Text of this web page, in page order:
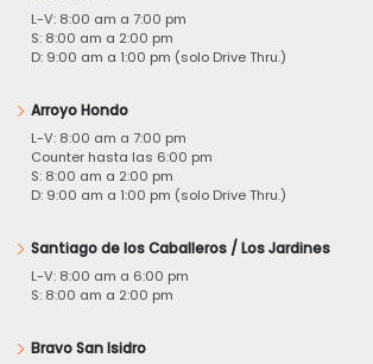
L-V: 8:00 am a 7:00 pm
S: 8:00 am a 2:00 pm
D: 9:00 am a 1:00 pm (solo Drive Thru.)
Arroyo Hondo
L-V: 8:00 am a 7:00 pm
Counter hasta las 6:00 pm
S: 8:00 am a 2:00 pm
D: 9:00 am a 1:00 pm (solo Drive Thru.)
Santiago de los Caballeros / Los Jardines
L-V: 8:00 am a 6:00 pm
S: 8:00 am a 2:00 pm
Bravo San Isidro